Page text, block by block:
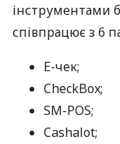
інструментами
співпрацює з 6
E-чек;
CheckBox;
SM-POS;
Cashalot;